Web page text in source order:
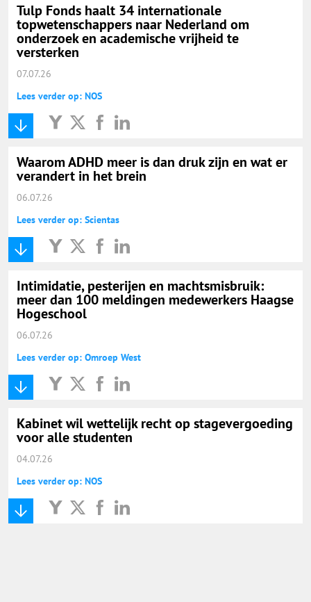
Tulp Fonds haalt 34 internationale
topwetenschappers naar Nederland om
onderzoek en academische vrijheid te
versterken
07.07.26
Lees verder op: NOS
Waarom ADHD meer is dan druk zijn en wat er
verandert in het brein
06.07.26
Lees verder op: Scientas
Intimidatie, pesterijen en machtsmisbruik:
meer dan 100 meldingen medewerkers Haagse
Hogeschool
06.07.26
Lees verder op: Omroep West
Kabinet wil wettelijk recht op stagevergoeding
voor alle studenten
04.07.26
Lees verder op: NOS